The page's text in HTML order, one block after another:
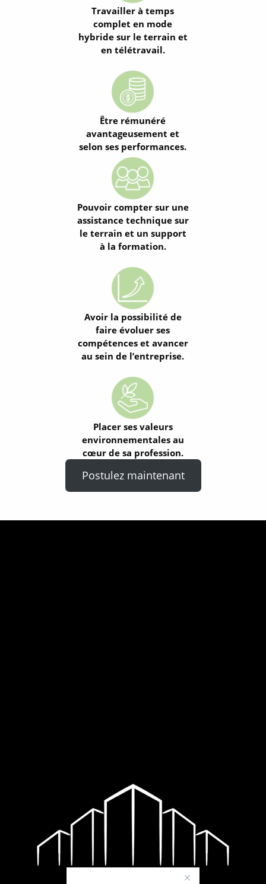
Travailler à temps
complet en mode
hybride sur le terrain et
en télétravail.
Être rémunéré
avantageusement et
selon ses performances.
Pouvoir compter sur une
assistance technique sur
le terrain et un support
à la formation.
Avoir la possibilité de
faire évoluer ses
compétences et avancer
au sein de l’entreprise.
Placer ses valeurs
environnementales au
cœur de sa profession.
Postulez maintenant